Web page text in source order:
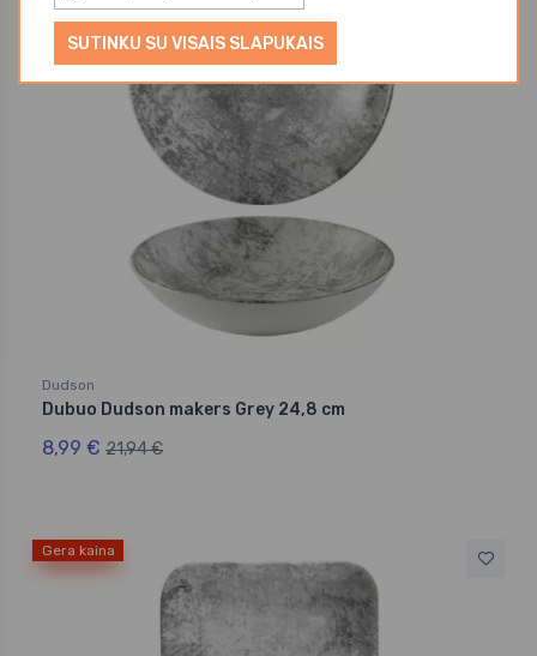
SUTINKU SU VISAIS SLAPUKAIS
Dudson
Dubuo Dudson makers Grey 24,8 cm
8,99 € 21,94 €
Gera kaina